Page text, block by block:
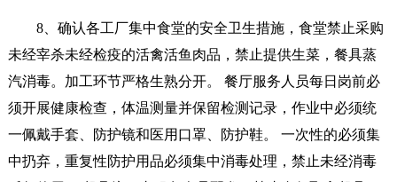
8、确认各工厂集中食堂的安全卫生措施，食堂禁止采购
未经宰杀未经检疫的活禽活鱼肉品，禁止提供生菜，餐具蒸
汽消毒。加工环节严格生熟分开。 餐厅服务人员每日岗前必
须开展健康检查，体温测量并保留检测记录，作业中必须统
一佩戴手套、防护镜和医用口罩、防护鞋。 一次性的必须集
中扔弃，重复性防护用品必须集中消毒处理，禁止未经消毒